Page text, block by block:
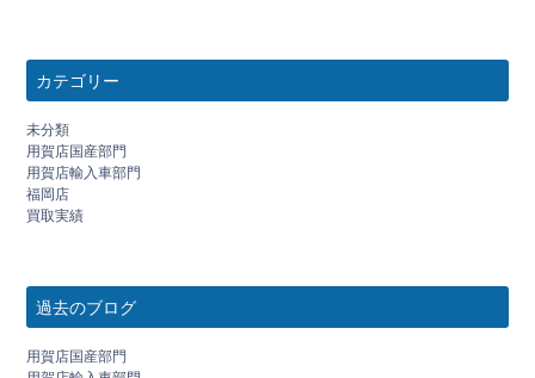
カテゴリー
未分類
用賀店国産部門
用賀店輸入車部門
福岡店
買取実績
過去のブログ
用賀店国産部門